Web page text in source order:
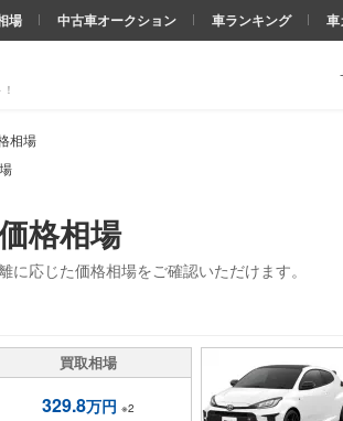
格相場
応じた価格相場をご確認いただけます。
場 中古車オークション 車ランキング 車
相場
買取相場
329.8万円 ※2